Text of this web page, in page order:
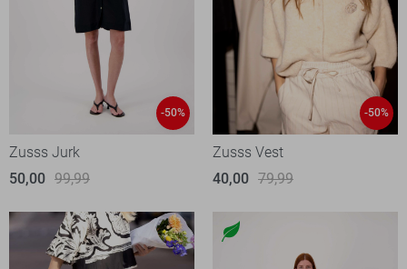
-50%
Zusss Jurk
50,00 99,99
-50%
Zusss Vest
40,00 79,99